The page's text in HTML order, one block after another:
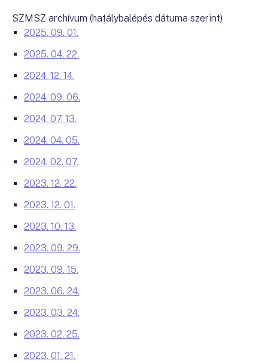
SZMSZ archívum (hatálybalépés dátuma szerint)
2025. 09. 01.
2025. 04. 22.
2024. 12. 14.
2024. 09. 06.
2024. 07. 13.
2024. 04. 05.
2024. 02. 07.
2023. 12. 22.
2023. 12. 01.
2023. 10. 13.
2023. 09. 29.
2023. 09. 15.
2023. 06. 24.
2023. 03. 24.
2023. 02. 25.
2023. 01. 21.